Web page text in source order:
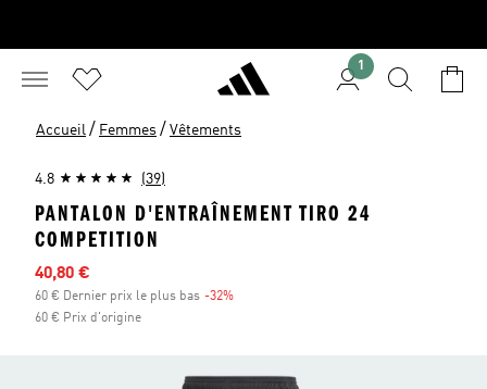
1
Accueil / Femmes / Vêtements
4.8 (39)
PANTALON D'ENTRAÎNEMENT TIRO 24
COMPETITION
Prix en promo
40,80 €
60 € Dernier prix le plus bas -32%
60 € Prix d'origine